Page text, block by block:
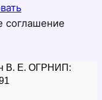
соглашение
В. Е. ОГРНИП: